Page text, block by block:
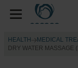
HEALTH MEDICAL
DRY WATER MASSAGE